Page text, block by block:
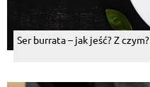
Ser burrata – jak jeść? Z czym?